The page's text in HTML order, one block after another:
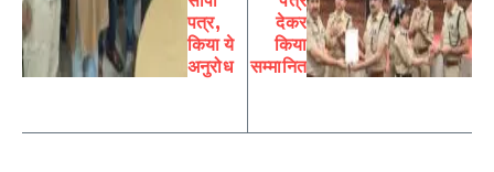
पत्र,
किया ये
अनुरोध
देकर
किया
सम्मानित